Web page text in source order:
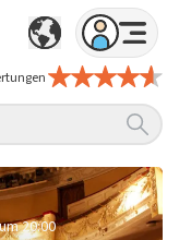
20:00